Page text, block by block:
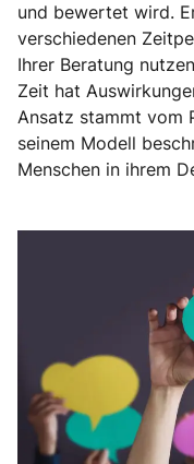
und bewertet wird.
verschiedenen
Ihrer Beratung
Zeit hat
Ansatz stammt vom
seinem Modell
Menschen in ihrem